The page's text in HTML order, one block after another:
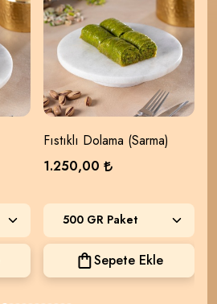
Fıstıklı Dolama (Sarma)
1.250,00
Sepete Ekle